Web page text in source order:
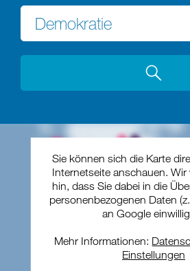
Sie können sich die Karte
Internetseite anschauen. Wir
hin, dass Sie dabei in die
personenbezogenen Daten
an Google
Mehr Informationen:
Einstellungen